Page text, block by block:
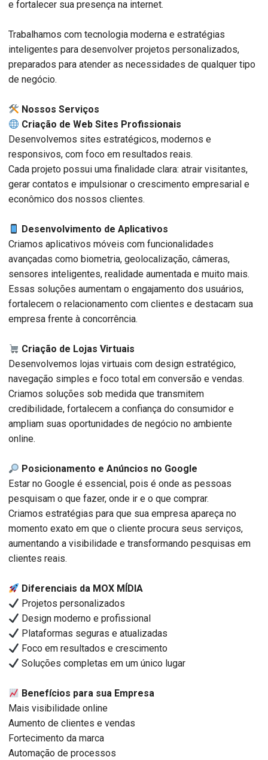
e fortalecer sua presença na internet.
Trabalhamos com tecnologia moderna e estratégias
inteligentes para desenvolver projetos personalizados,
preparados para atender as necessidades de qualquer tipo
de negócio.
️ Nossos Serviços
Criação de Web Sites Profissionais
Desenvolvemos sites estratégicos, modernos e
responsivos, com foco em resultados reais.
Cada projeto possui uma finalidade clara: atrair visitantes,
gerar contatos e impulsionar o crescimento empresarial e
econômico dos nossos clientes.
Desenvolvimento de Aplicativos
Criamos aplicativos móveis com funcionalidades
avançadas como biometria, geolocalização, câmeras,
sensores inteligentes, realidade aumentada e muito mais.
Essas soluções aumentam o engajamento dos usuários,
fortalecem o relacionamento com clientes e destacam sua
empresa frente à concorrência.
Criação de Lojas Virtuais
Desenvolvemos lojas virtuais com design estratégico,
navegação simples e foco total em conversão e vendas.
Criamos soluções sob medida que transmitem
credibilidade, fortalecem a confiança do consumidor e
ampliam suas oportunidades de negócio no ambiente
online.
Posicionamento e Anúncios no Google
Estar no Google é essencial, pois é onde as pessoas
pesquisam o que fazer, onde ir e o que comprar.
Criamos estratégias para que sua empresa apareça no
momento exato em que o cliente procura seus serviços,
aumentando a visibilidade e transformando pesquisas em
clientes reais.
Diferenciais da MOX MÍDIA
Projetos personalizados
Design moderno e profissional
Plataformas seguras e atualizadas
Foco em resultados e crescimento
Soluções completas em um único lugar
Benefícios para sua Empresa
Mais visibilidade online
Aumento de clientes e vendas
Fortecimento da marca
Automação de processos